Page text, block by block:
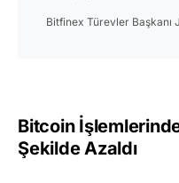
Bitfinex Türevler Başkanı
Bitcoin
Şekilde Azaldı